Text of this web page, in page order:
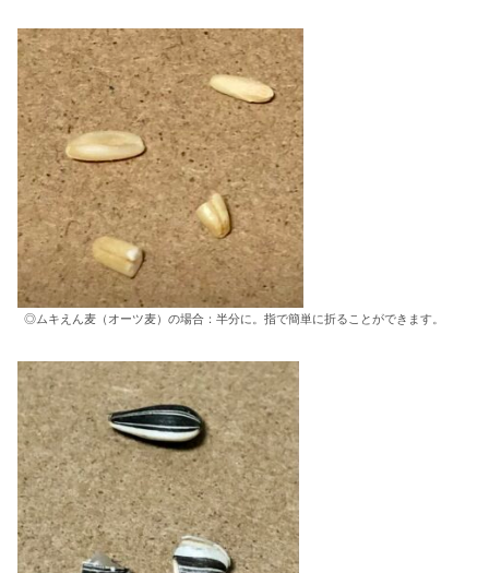
◎ムキえん麦（オーツ麦）の場合：半分に。指で簡単に折ることができます。